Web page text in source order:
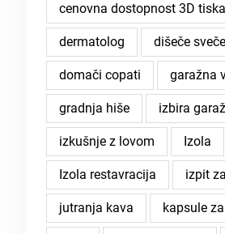
cenovna dostopnost 3D tiska
dermatolog dišeče sveče
domači copati garažna
gradnja hiše izbira
izkušnje z lovom Izola
Izola restavracija izpit
jutranja kava kapsule